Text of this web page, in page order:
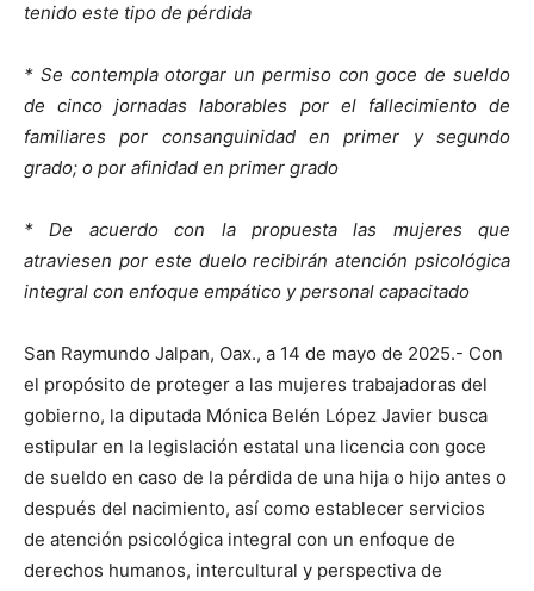
tenido este tipo de pérdida
* Se contempla otorgar un permiso con goce de sueldo
de cinco jornadas laborables por el fallecimiento de
familiares por consanguinidad en primer y segundo
grado; o por afinidad en primer grado
* De acuerdo con la propuesta las mujeres que
atraviesen por este duelo recibirán atención psicológica
integral con enfoque empático y personal capacitado
San Raymundo Jalpan, Oax., a 14 de mayo de 2025.- Con
el propósito de proteger a las mujeres trabajadoras del
gobierno, la diputada Mónica Belén López Javier busca
estipular en la legislación estatal una licencia con goce
de sueldo en caso de la pérdida de una hija o hijo antes o
después del nacimiento, así como establecer servicios
de atención psicológica integral con un enfoque de
derechos humanos, intercultural y perspectiva de